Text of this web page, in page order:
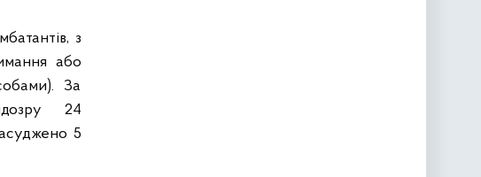
з
або
За
24
5